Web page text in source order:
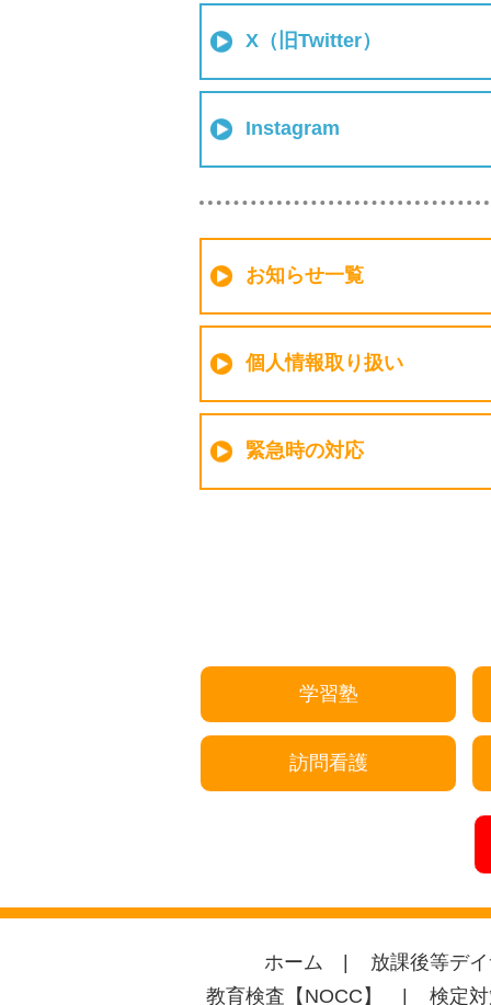
X（旧Twitter）
Instagram
お知らせ一覧
個人情報取り扱い
緊急時の対応
学習塾
訪問看護
ホーム
放課後等デ
教育検査【NOCC】
検定